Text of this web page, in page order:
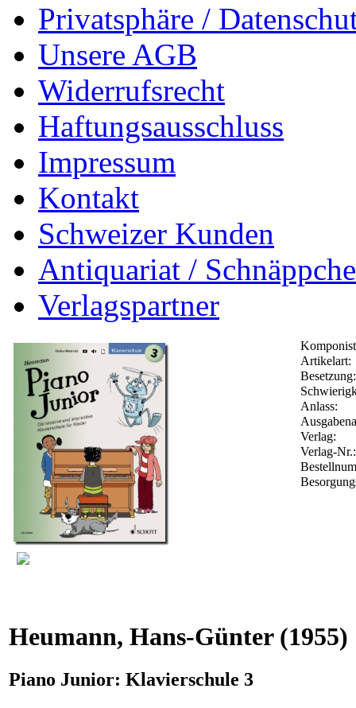
Privatsphäre /
Unsere AGB
Widerrufsrecht
Haftungsausschluss
Impressum
Kontakt
Schweizer Kunden
Antiquariat /
Verlagspartner
Artikelart:
Besetzung:
Anlass:
Verlag:
Verlag-
Heumann, Hans-Günter(1955)
Piano Junior: Klavierschule 3